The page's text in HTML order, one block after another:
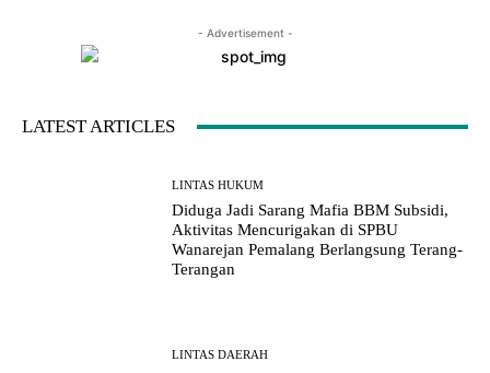
- Advertisement -
LATEST ARTICLES
LINTAS HUKUM
Diduga Jadi Sarang Mafia BBM Subsidi,
Aktivitas Mencurigakan di SPBU
Wanarejan Pemalang Berlangsung Terang-
Terangan
LINTAS DAERAH